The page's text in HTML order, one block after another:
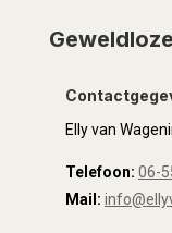
Elly van
Telefoon: 06-
Mail: